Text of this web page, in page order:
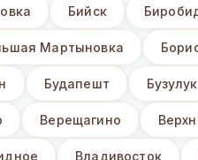
Бийск
Мартыновка
Будапешт Бузулук
Верещагино
Владивосток